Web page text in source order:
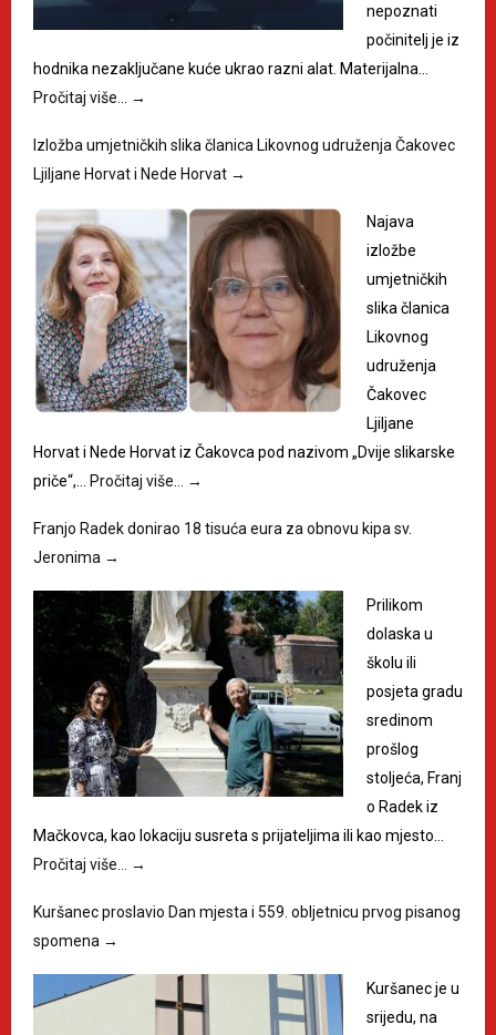
nepoznati
počinitelj je iz
hodnika nezaključane kuće ukrao razni alat. Materijalna…
Pročitaj više…
→
Izložba umjetničkih slika članica Likovnog udruženja Čakovec
Ljiljane Horvat i Nede Horvat →
Najava
izložbe
umjetničkih
slika članica
Likovnog
udruženja
Čakovec
Ljiljane
Horvat i Nede Horvat iz Čakovca pod nazivom „Dvije slikarske
priče“,…
Pročitaj više… →
Franjo Radek donirao 18 tisuća eura za obnovu kipa sv.
Jeronima →
Prilikom
dolaska u
školu ili
posjeta gradu
sredinom
prošlog
stoljeća, Franj
o Radek iz
Mačkovca, kao lokaciju susreta s prijateljima ili kao mjesto…
Pročitaj više…
→
Kuršanec proslavio Dan mjesta i 559. obljetnicu prvog pisanog
spomena →
Kuršanec je u
srijedu, na